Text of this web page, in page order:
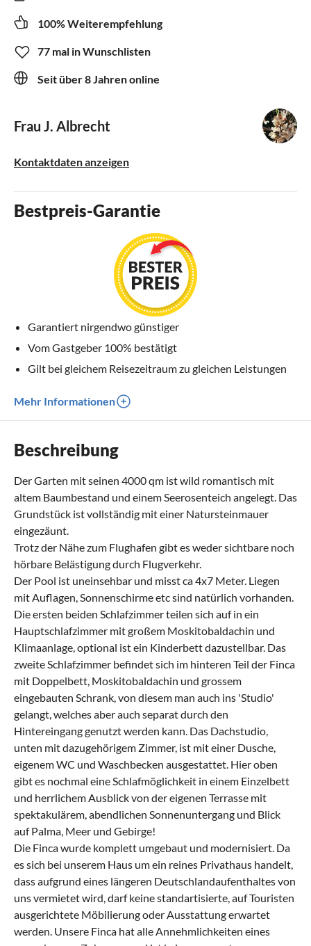
100% Weiterempfehlung
77 mal in Wunschlisten
Seit über 8 Jahren online
Frau J. Albrecht
Kontaktdaten anzeigen
Bestpreis-Garantie
Garantiert nirgendwo günstiger
Vom Gastgeber 100% bestätigt
Gilt bei gleichem Reisezeitraum zu gleichen Leistungen
Mehr Informationen
Beschreibung
Der Garten mit seinen 4000 qm ist wild romantisch mit
altem Baumbestand und einem Seerosenteich angelegt. Das
Grundstück ist vollständig mit einer Natursteinmauer
eingezäunt.
Trotz der Nähe zum Flughafen gibt es weder sichtbare noch
hörbare Belästigung durch Flugverkehr.
Der Pool ist uneinsehbar und misst ca 4x7 Meter. Liegen
mit Auflagen, Sonnenschirme etc sind natürlich vorhanden.
Die ersten beiden Schlafzimmer teilen sich auf in ein
Hauptschlafzimmer mit großem Moskitobaldachin und
Klimaanlage, optional ist ein Kinderbett dazustellbar. Das
zweite Schlafzimmer befindet sich im hinteren Teil der Finca
mit Doppelbett, Moskitobaldachin und grossem
eingebauten Schrank, von diesem man auch ins 'Studio'
gelangt, welches aber auch separat durch den
Hintereingang genutzt werden kann. Das Dachstudio,
unten mit dazugehörigem Zimmer, ist mit einer Dusche,
eigenem WC und Waschbecken ausgestattet. Hier oben
gibt es nochmal eine Schlafmöglichkeit in einem Einzelbett
und herrlichem Ausblick von der eigenen Terrasse mit
spektakulärem, abendlichen Sonnenuntergang und Blick
auf Palma, Meer und Gebirge!
Die Finca wurde komplett umgebaut und modernisiert. Da
es sich bei unserem Haus um ein reines Privathaus handelt,
dass aufgrund eines längeren Deutschlandaufenthaltes von
uns vermietet wird, darf keine standartisierte, auf Touristen
ausgerichtete Möbilierung oder Ausstattung erwartet
werden. Unsere Finca hat alle Annehmlichkeiten eines